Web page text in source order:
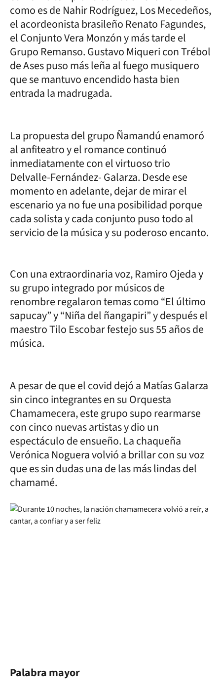
como es de Nahir Rodríguez, Los Mecedeños,
el acordeonista brasileño Renato Fagundes,
el Conjunto Vera Monzón y más tarde el
Grupo Remanso. Gustavo Miqueri con Trébol
de Ases puso más leña al fuego musiquero
que se mantuvo encendido hasta bien
entrada la madrugada.
La propuesta del grupo Ñamandú enamoró
al anfiteatro y el romance continuó
inmediatamente con el virtuoso trio
Delvalle-Fernández- Galarza. Desde ese
momento en adelante, dejar de mirar el
escenario ya no fue una posibilidad porque
cada solista y cada conjunto puso todo al
servicio de la música y su poderoso encanto.
Con una extraordinaria voz, Ramiro Ojeda y
su grupo integrado por músicos de
renombre regalaron temas como “El último
sapucay” y “Niña del ñangapiri” y después el
maestro Tilo Escobar festejo sus 55 años de
música.
A pesar de que el covid dejó a Matías Galarza
sin cinco integrantes en su Orquesta
Chamamecera, este grupo supo rearmarse
con cinco nuevas artistas y dio un
espectáculo de ensueño. La chaqueña
Verónica Noguera volvió a brillar con su voz
que es sin dudas una de las más lindas del
chamamé.
Palabra mayor